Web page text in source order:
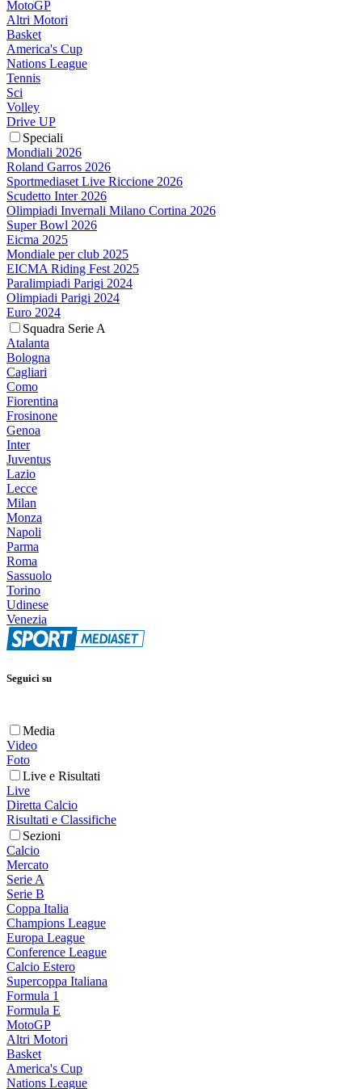
MotoGP
Altri Motori
Basket
America's Cup
Nations League
Tennis
Sci
Volley
Drive UP
Speciali
Mondiali 2026
Roland Garros 2026
Sportmediaset Live Riccione 2026
Scudetto Inter 2026
Olimpiadi Invernali Milano Cortina 2026
Super Bowl 2026
Eicma 2025
Mondiale per club 2025
EICMA Riding Fest 2025
Paralimpiadi Parigi 2024
Olimpiadi Parigi 2024
Euro 2024
Squadra Serie A
Atalanta
Bologna
Cagliari
Como
Fiorentina
Frosinone
Genoa
Inter
Juventus
Lazio
Lecce
Milan
Monza
Napoli
Parma
Roma
Sassuolo
Torino
Udinese
Venezia
Seguici su
Media
Video
Foto
Live e Risultati
Live
Diretta Calcio
Risultati e Classifiche
Sezioni
Calcio
Mercato
Serie A
Serie B
Coppa Italia
Champions League
Europa League
Conference League
Calcio Estero
Supercoppa Italiana
Formula 1
Formula E
MotoGP
Altri Motori
Basket
America's Cup
Nations League